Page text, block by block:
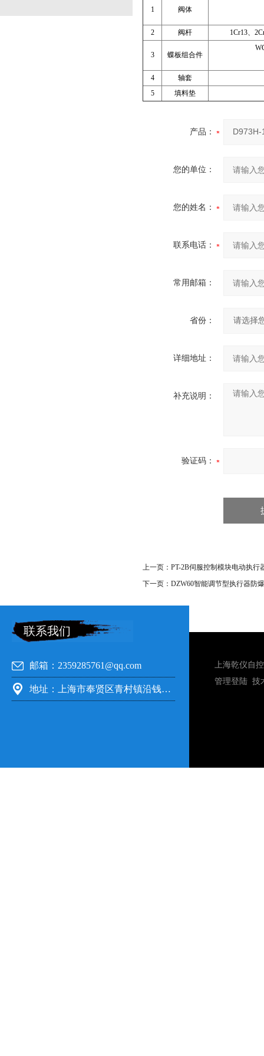
1 阀体
2 阀杆 1Cr13、
3 蝶板组合件
4
轴套
5
填料垫
产品：
您的单位：
您的姓名：
联系电话：
常用邮箱：
省份：
详细地址：
补充说明：
验证码：
上一页： PT-2B伺服控制模块电动执行
下一页： DZW60智能调节型执行器防
联系我们
邮箱：2359285761@qq.com
地址：上海市奉贤区青村镇沿钱公路351号
上海乾仪自
管理登陆 技